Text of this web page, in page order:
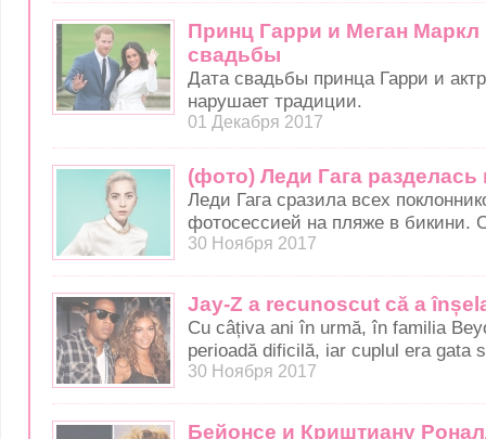
Принц Гарри и Меган Маркл
свадьбы
Дата свадьбы принца Гарри и
нарушает традиции.
01 Декабря 2017
(фото) Леди Гага разделась
Леди Гага сразила всех
фотосессией на пляже в бикини.
30 Ноября 2017
Jay-Z a recunoscut că a
Cu câțiva ani în urmă, în familia
perioadă dificilă, iar cuplul era gata
30 Ноября 2017
Бейонсе и Криштиану